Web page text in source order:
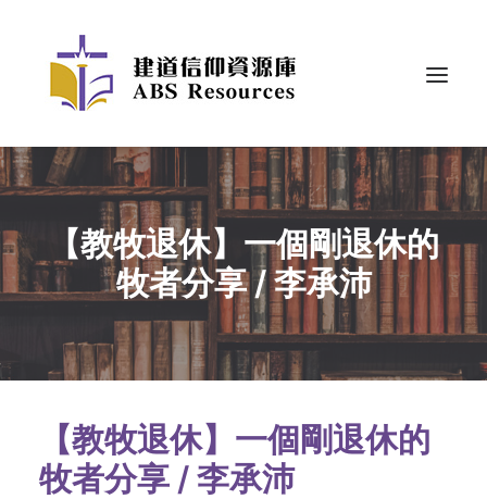
【教牧退休】一個剛退休的
牧者分享 / 李承沛
【教牧退休】一個剛退休的
牧者分享 / 李承沛